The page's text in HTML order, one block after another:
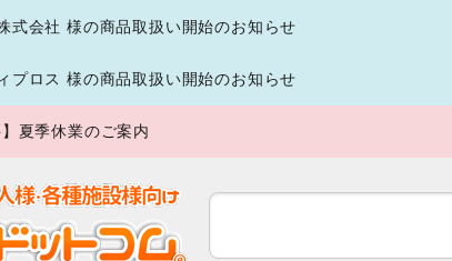
式会社 様の商品取扱い開始のお知らせ
プロス 様の商品取扱い開始のお知らせ
】夏季休業のご案内